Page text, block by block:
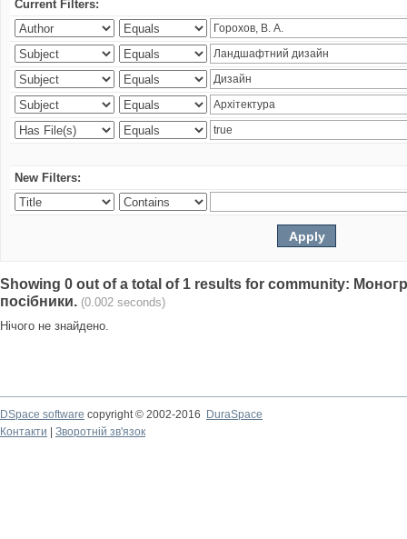
Current Filters:
New Filters:
Showing 0 out of a total of 1 results for community:
посібники. (0.002 seconds)
Нічого не знайдено.
DSpace software copyright © 2002-2016
DuraSpace
Контакти
Зворотній зв'язок